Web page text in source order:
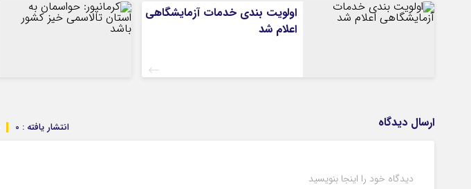
اولویت بندی خدمات آزمایشگاهی
اعلام شد
ارسال دیدگاه انتشار یافته : 0
دیدگاه خود را اینجا بنویسید